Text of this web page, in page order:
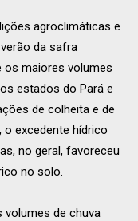
agroclimáticas e
da safra
os maiores volumes
estados do Pará e
de colheita e de
o excedente hídrico
no geral, favoreceu
no solo.
volumes de chuva